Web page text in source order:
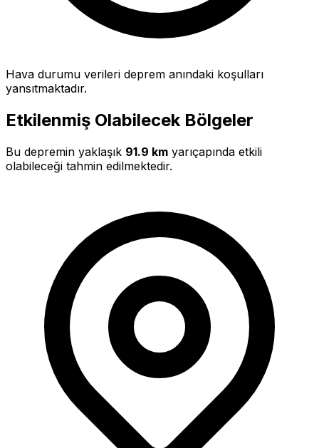
Hava durumu verileri deprem anındaki koşulları
yansıtmaktadır.
Etkilenmiş Olabilecek Bölgeler
Bu depremin yaklaşık 91.9 km yarıçapında etkili
olabileceği tahmin edilmektedir.